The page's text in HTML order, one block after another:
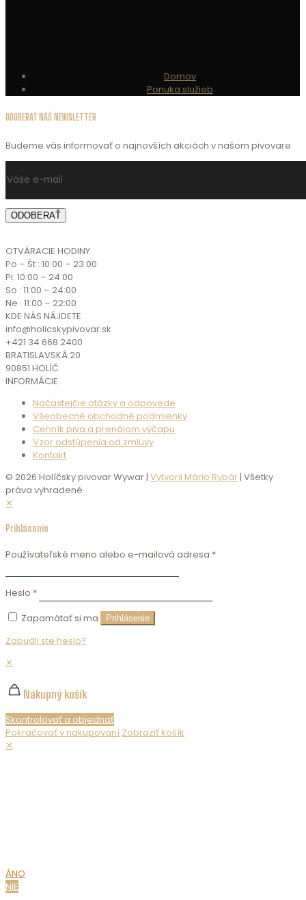
Domov
Ponuka služieb
ODOBERAŤ NÁŠ NEWSLETTER
Budeme vás informovať o najnovších akciách v našom pivovare
OTVÁRACIE HODINY
Po – Št : 10:00 – 23:00
Pi: 10:00 – 24:00
So : 11:00 – 24:00
Ne : 11:00 – 22:00
KDE NÁS NÁJDETE
info@holicskypivovar.sk
+421 34 668 2400
BRATISLAVSKÁ 20
90851 HOLÍČ
INFORMÁCIE
Načastejčie otázky a odpovede
Všeobecné obchodné podmienky
Cenník piva a prenájom výčapu
Vzor odstúpenia od zmluvy
Kontakt
© 2026 Holíčsky pivovar Wywar | Vytvoril Mário Rybár| Všetky
práva vyhradené
✕
Prihlásenie
Používateľské meno alebo e-mailová adresa *
Heslo *
Zapamätať si ma
Prihlásenie
Zabudli ste heslo?
✕
Nákupný košík
Skontrolovať a objednať
Pokračovať v nakupovaní Zobraziť košík
✕
ÁNO
NIE